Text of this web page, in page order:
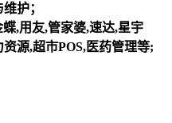
护；
,用友,管家婆,速达,星宇
源,超市POS,医药管理等;